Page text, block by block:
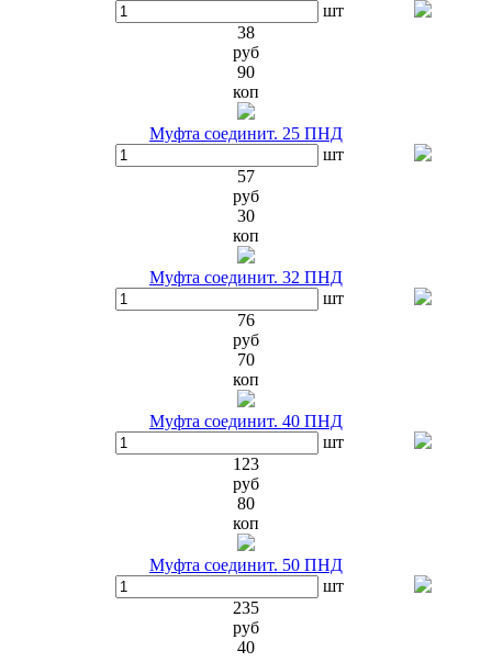
шт
38
руб
90
коп
Муфта соединит. 25 ПНД
шт
57
руб
30
коп
Муфта соединит. 32 ПНД
шт
76
руб
70
коп
Муфта соединит. 40 ПНД
шт
123
руб
80
коп
Муфта соединит. 50 ПНД
шт
235
руб
40